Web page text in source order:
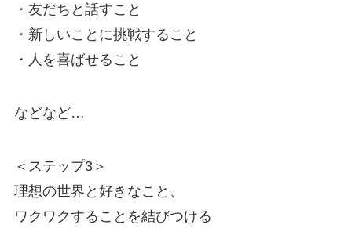
・友だちと話すこと
・新しいことに挑戦すること
・人を喜ばせること
などなど…
＜ステップ3＞
理想の世界と好きなこと、
ワクワクすることを結びつける